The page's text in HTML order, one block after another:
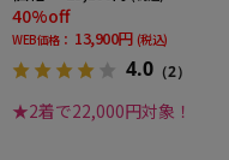
40%off
WEB価格： 13,900円 (税込)
4.0 （2）
★2着で22,000円対象！